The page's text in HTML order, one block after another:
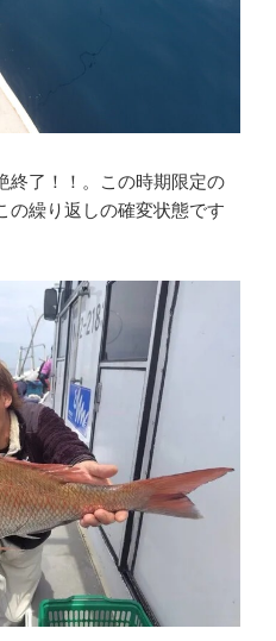
終了！！。この時期限定の
の繰り返しの確変状態です